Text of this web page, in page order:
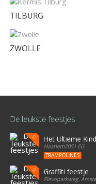
TILBURG
ZWOLLE
De leukste feestjes
Het Ultieme
Haarlem2051 EG
TRAMPOLINES
Graffiti feestje
Flevoparkweg,